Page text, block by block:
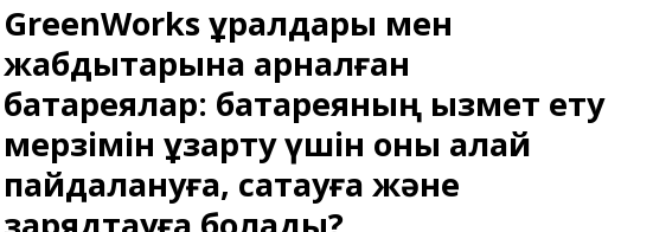
Спорт
Көрмелер
Цирк және
хайуанаттар бағы
Қызметтер
Электроника
Жиһаз
Карталар
Веб-камералар
Ауа райы
Қарағанды
GreenWorks құралдары мен
жабдықтарына арналған
батареялар: батареяның қызмет ету
мерзімін ұзарту үшін оны қалай
пайдалануға, сақтауға және